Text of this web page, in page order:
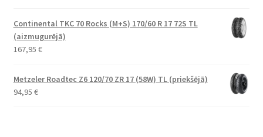
Continental TKC 70 Rocks (M+S) 170/60 R 17 72S TL
(aizmugurējā)
167,95 €
Metzeler Roadtec Z6 120/70 ZR 17 (58W) TL (priekšējā)
94,95 €